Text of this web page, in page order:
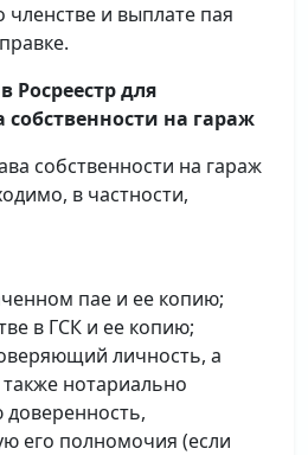
членстве и выплате пая
Росреестр для
собственности на гараж
собственности на гараж
в частности,
пае и ее копию;
в ГСК и ее копию;
личность, а
нотариально
его полномочия (если